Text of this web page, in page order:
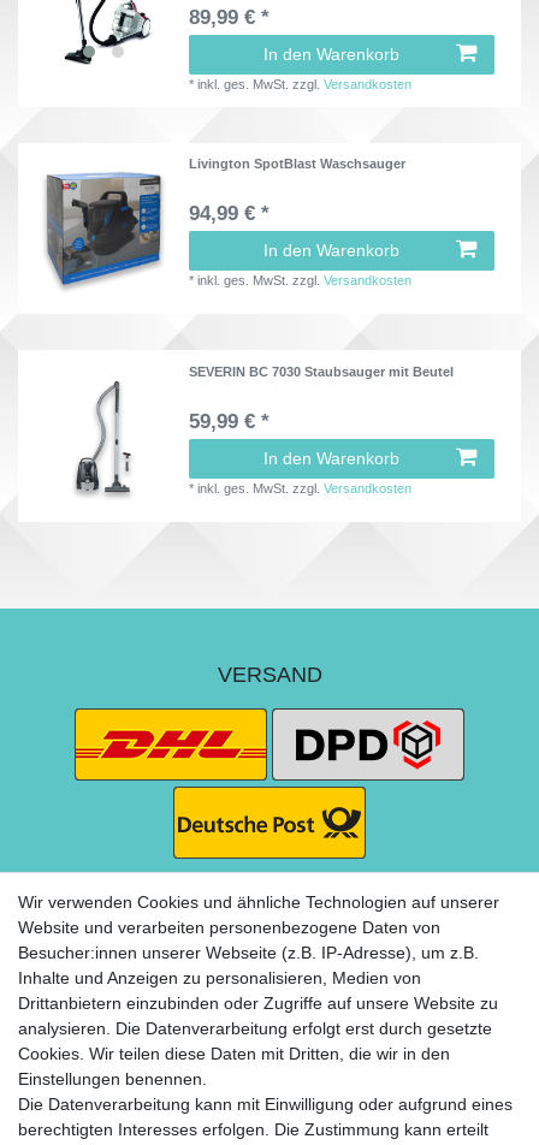
89,99 € *
In den Warenkorb
*inkl. ges. MwSt. zzgl.Versandkosten
Livington SpotBlast Waschsauger
94,99 € *
In den Warenkorb
*inkl. ges. MwSt. zzgl.Versandkosten
SEVERIN BC 7030 Staubsauger mit Beutel
59,99 € *
In den Warenkorb
*inkl. ges. MwSt. zzgl.Versandkosten
VERSAND
ZAHLUNG
Wir verwenden Cookies und ähnliche Technologien auf unserer
Website und verarbeiten personenbezogene Daten von
Besucher:innen unserer Webseite (z.B. IP-Adresse), um z.B.
Inhalte und Anzeigen zu personalisieren, Medien von
Drittanbietern einzubinden oder Zugriffe auf unsere Website zu
analysieren. Die Datenverarbeitung erfolgt erst durch gesetzte
Cookies. Wir teilen diese Daten mit Dritten, die wir in den
Einstellungen benennen.
Die Datenverarbeitung kann mit Einwilligung oder aufgrund eines
berechtigten Interesses erfolgen. Die Zustimmung kann erteilt